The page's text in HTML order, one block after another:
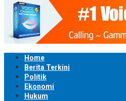
Home
Berita Terkini
Politik
Ekonomi
Hukum